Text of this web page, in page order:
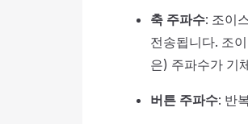
축 주파수: 조이
전송됩니다. 조
은) 주파수가 기
버튼 주파수: 반